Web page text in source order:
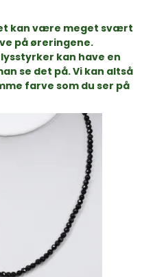
kan være meget svært
på øreringene.
kan have en
se det på. Vi kan altså
farve som du ser på